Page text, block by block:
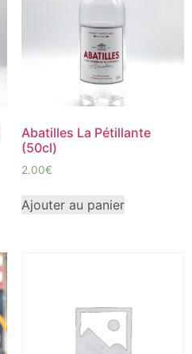
Abatilles La Pétillante
(50cl)
2.00€
Ajouter au panier